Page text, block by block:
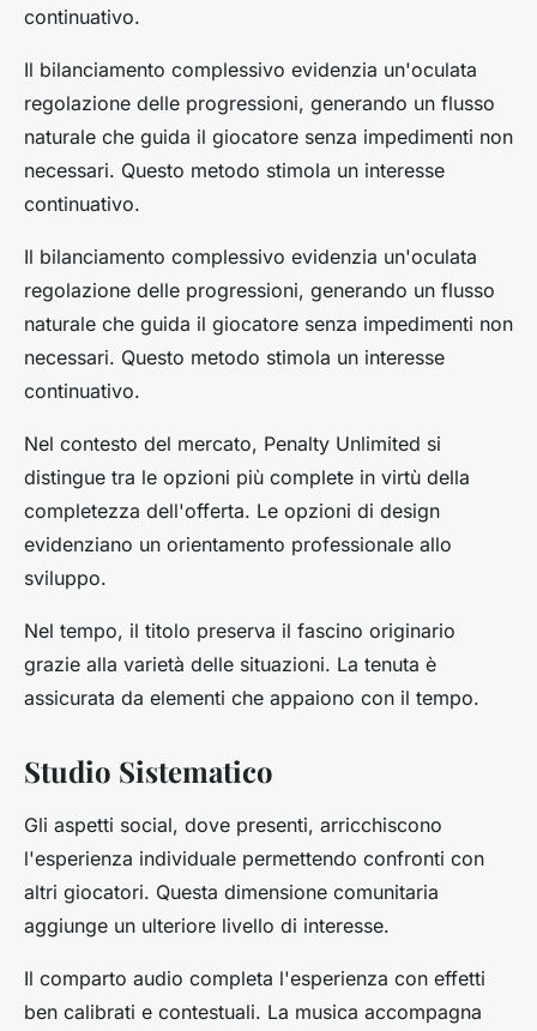
continuativo.
Il bilanciamento complessivo evidenzia un'oculata
regolazione delle progressioni, generando un flusso
naturale che guida il giocatore senza impedimenti non
necessari. Questo metodo stimola un interesse
continuativo.
Il bilanciamento complessivo evidenzia un'oculata
regolazione delle progressioni, generando un flusso
naturale che guida il giocatore senza impedimenti non
necessari. Questo metodo stimola un interesse
continuativo.
Nel contesto del mercato, Penalty Unlimited si
distingue tra le opzioni più complete in virtù della
completezza dell'offerta. Le opzioni di design
evidenziano un orientamento professionale allo
sviluppo.
Nel tempo, il titolo preserva il fascino originario
grazie alla varietà delle situazioni. La tenuta è
assicurata da elementi che appaiono con il tempo.
Studio Sistematico
Gli aspetti social, dove presenti, arricchiscono
l'esperienza individuale permettendo confronti con
altri giocatori. Questa dimensione comunitaria
aggiunge un ulteriore livello di interesse.
Il comparto audio completa l'esperienza con effetti
ben calibrati e contestuali. La musica accompagna